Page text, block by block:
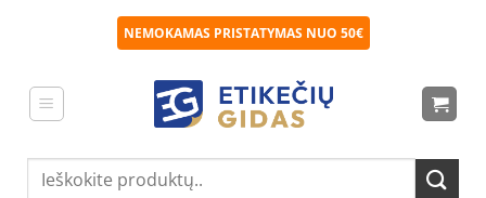
NEMOKAMAS PRISTATYMAS NUO 50€
Ieškoti: